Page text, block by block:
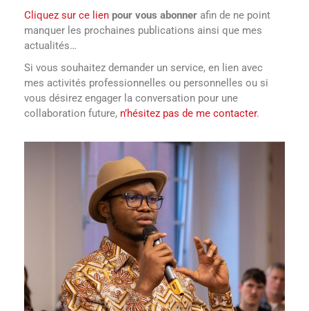
Cliquez sur ce lien pour vous abonner afin de ne point
manquer les prochaines publications ainsi que mes
actualités…
Si vous souhaitez demander un service, en lien avec
mes activités professionnelles ou personnelles ou si
vous désirez engager la conversation pour une
collaboration future, n’hésitez pas de me contacter.